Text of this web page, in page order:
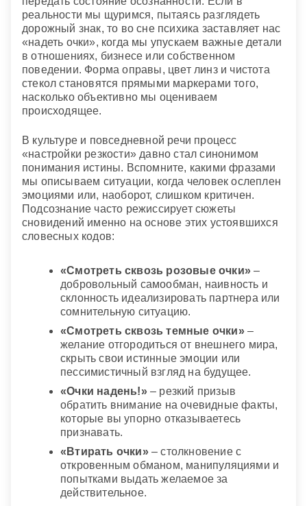
реальности мы щуримся, пытаясь разглядеть
дорожный знак, то во сне психика заставляет нас
«надеть очки», когда мы упускаем важные детали
в отношениях, бизнесе или собственном
поведении. Форма оправы, цвет линз и чистота
стекол становятся прямыми маркерами того,
насколько объективно мы оцениваем
происходящее.
В культуре и повседневной речи процесс
«настройки резкости» давно стал синонимом
понимания истины. Вспомните, какими фразами
мы описываем ситуации, когда человек ослеплен
эмоциями или, наоборот, слишком критичен.
Подсознание часто режиссирует сюжеты
сновидений именно на основе этих устоявшихся
словесных кодов:
«Смотреть сквозь розовые очки» –
добровольный самообман, наивность и
склонность идеализировать партнера или
сомнительную ситуацию.
«Смотреть сквозь темные очки»–
желание отгородиться от внешнего мира,
скрыть свои истинные эмоции или
пессимистичный взгляд на будущее.
«Очки надень!»– резкий призыв
обратить внимание на очевидные факты,
которые вы упорно отказываетесь
признавать.
«Втирать очки»– столкновение с
откровенным обманом, манипуляциями и
попытками выдать желаемое за
действительное.